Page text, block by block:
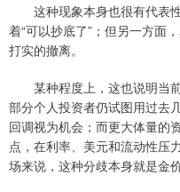
这种现象本身也很有代表
着“可以抄底了”；但另一方面
打实的撤离。
某种程度上，这也说明当
部分个人投资者仍试图用过去
回调视为机会；而更大体量的
点，在利率、美元和流动性压
场来说，这种分歧本身就是金